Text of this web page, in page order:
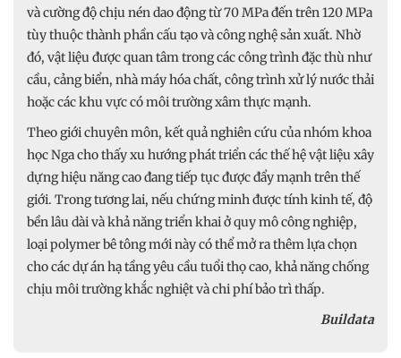
và cường độ chịu nén dao động từ 70 MPa đến trên 120 MPa
tùy thuộc thành phần cấu tạo và công nghệ sản xuất. Nhờ
đó, vật liệu được quan tâm trong các công trình đặc thù như
cầu, cảng biển, nhà máy hóa chất, công trình xử lý nước thải
hoặc các khu vực có môi trường xâm thực mạnh.
Theo giới chuyên môn, kết quả nghiên cứu của nhóm khoa
học Nga cho thấy xu hướng phát triển các thế hệ vật liệu xây
dựng hiệu năng cao đang tiếp tục được đẩy mạnh trên thế
giới. Trong tương lai, nếu chứng minh được tính kinh tế, độ
bền lâu dài và khả năng triển khai ở quy mô công nghiệp,
loại polymer bê tông mới này có thể mở ra thêm lựa chọn
cho các dự án hạ tầng yêu cầu tuổi thọ cao, khả năng chống
chịu môi trường khắc nghiệt và chi phí bảo trì thấp.
Buildata